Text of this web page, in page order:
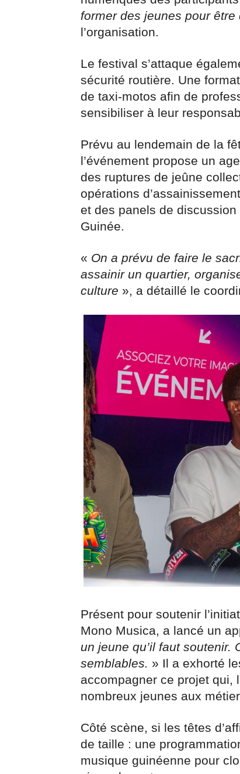
former des jeunes pour
l’organisation.
Le festival s’attaque
sécurité routière. Une
de taxi-motos afin de
sensibiliser à leur
Prévu au lendemain de la
l’événement propose un
des ruptures de jeûne
opérations
et des panels de discussion
Guinée.
« On a prévu de faire le
assainir un quartier,
culture », a détaillé le
Présent pour soutenir
Mono Musica, a lancé un
un jeune qu’il faut soutenir.
semblables. » Il a exhorté
accompagner ce projet qui,
nombreux jeunes aux
Côté scène, si les têtes
de taille : une
musique guinéenne pour